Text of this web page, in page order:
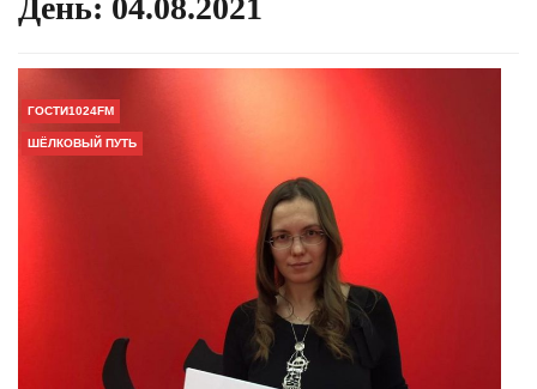
День: 04.08.2021
ГОСТИ1024FM
ШЁЛКОВЫЙ ПУТЬ